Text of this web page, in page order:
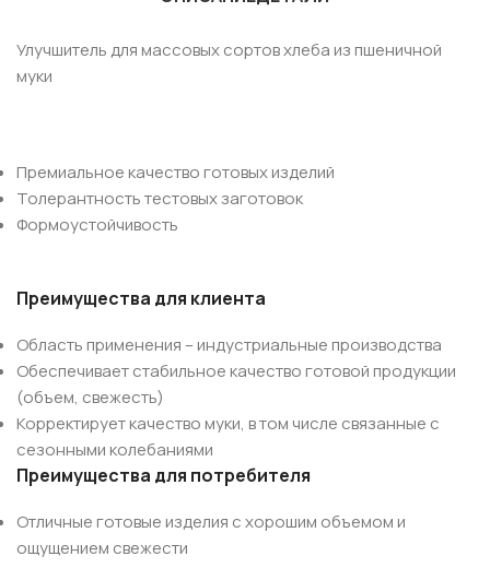
Улучшитель для массовых сортов хлеба из пшеничной
муки
Премиальное качество готовых изделий
Толерантность тестовых заготовок
Формоустойчивость
Преимущества для клиента
Область применения – индустриальные производства
Обеспечивает стабильное качество готовой продукции
(объем, свежесть)
Корректирует качество муки, в том числе связанные с
сезонными колебаниями
Преимущества для потребителя
Отличные готовые изделия с хорошим объемом и
ощущением свежести